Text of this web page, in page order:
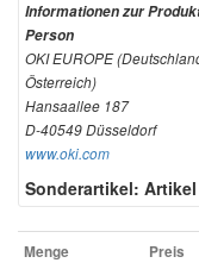
Informationen zur
Person
OKI EUROPE
Österreich)
Hansaallee 187
D-40549 Düsseldorf
www.oki.com
Sonderartikel:
Menge
Preis